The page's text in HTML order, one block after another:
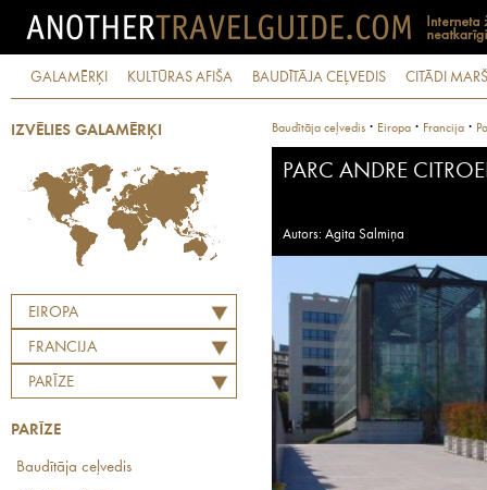
GALAMĒRĶI KULTŪRAS AFIŠA BAUDĪTĀJA CEĻVEDIS CITĀDI
IZVĒLIES GALAMĒRĶI
EIROPA
FRANCIJA
PARĪZE
PARĪZE
Baudītāja ceļvedis
Baudītāja ceļvedis · Eiropa · Francija ·
PARC ANDRE
Autors: Agita Salmiņa